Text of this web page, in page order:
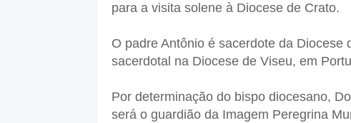
para a visita solene à Diocese de Crato.
O padre Antônio é sacerdote da
sacerdotal na Diocese de Viseu, em
Por determinação do bispo diocesano,
será o guardião da Imagem Peregrina